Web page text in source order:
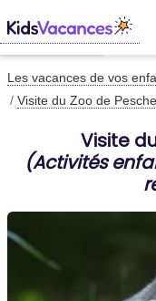
Les vacances de vos
Visite du Zoo de
Visite
(Activités